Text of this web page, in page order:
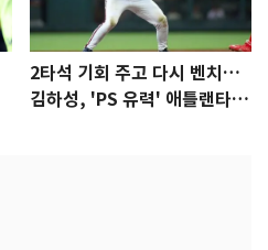
2타석 기회 주고 다시 벤치…
김하성, 'PS 유력' 애틀랜타에